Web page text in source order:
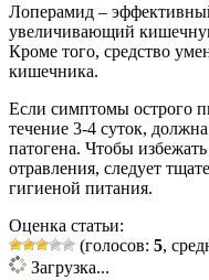
Лоперамид –
увеличивающий
Кроме того, средство
кишечника.
Если симптомы острого
течение 3-4 суток,
патогена. Чтобы
отравления, следует
гигиеной питания.
Оценка статьи:
(голосов: 5,
Загрузка...